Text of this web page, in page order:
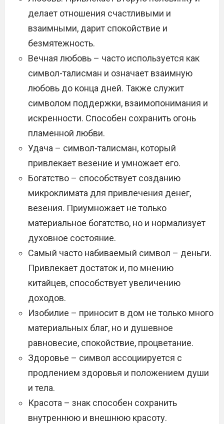
делает отношения счастливыми и
взаимными, дарит спокойствие и
безмятежность.
Вечная любовь – часто используется как
символ-талисман и означает взаимную
любовь до конца дней. Также служит
символом поддержки, взаимопонимания и
искренности. Способен сохранить огонь
пламенной любви.
Удача – символ-талисман, который
привлекает везение и умножает его.
Богатство – способствует созданию
микроклимата для привлечения денег,
везения. Приумножает не только
материальное богатство, но и нормализует
духовное состояние.
Самый часто набиваемый символ – деньги.
Привлекает достаток и, по мнению
китайцев, способствует увеличению
доходов.
Изобилие – приносит в дом не только много
материальных благ, но и душевное
равновесие, спокойствие, процветание.
Здоровье – символ ассоциируется с
продлением здоровья и положением души
и тела.
Красота – знак способен сохранить
внутреннюю и внешнюю красоту.